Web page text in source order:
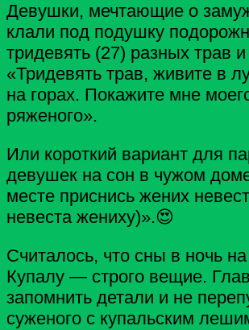
Девушки, мечтающие о
клали под подушку
тридевять (27) разных трав
«Тридевять трав, живите в
на горах. Покажите мне
ряженого».
Или короткий вариант для
девушек на сон в чужом
месте приснись жених
невеста жениху)».😍
Считалось, что сны в ночь
Купалу — строго вещие.
запомнить детали и не
суженого с купальским